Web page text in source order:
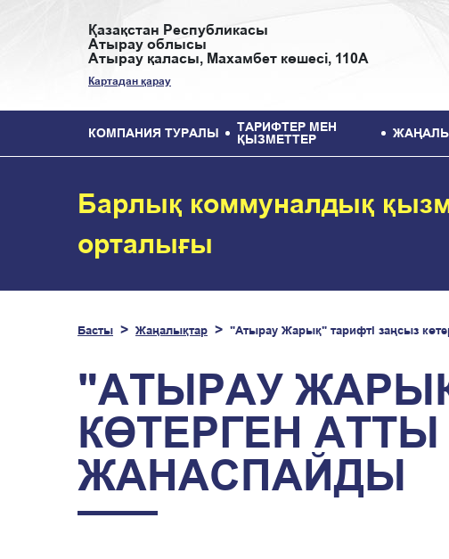
Қазақстан Республикасы
Атырау облысы
Атырау қаласы, Махамбет көшесі, 110А
Картадан қарау
КОМПАНИЯ ТУРАЛЫ
ТАРИФТЕР МЕН
ҚЫЗМЕТТЕР
Барлық коммуналдық
орталығы
Басты Жаңалықтар "Атырау Жарық" тарифті заңсыз
"АТЫРАУ
КӨТЕРГЕН
ЖАНАСПАЙДЫ